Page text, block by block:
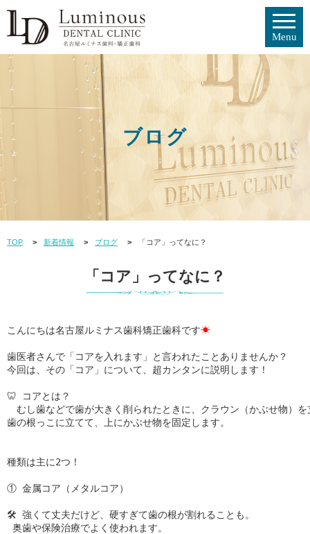
ブログ
TOP 新着情報 ブログ 「コア」ってなに？
「コア」ってなに？
こんにちは名古屋ルミナス歯科矯正歯科です☀
歯医者さんで「コアを入れます」と言われたことありませんか？
今回は、その「コア」について、超カンタンに説明します！
🦷 コアとは？
むし歯などで歯が大きく削られたときに、クラウン（かぶせ物）
歯の根っこに立てて、上にかぶせ物を固定します。
種類は主に2つ！
① 金属コア（メタルコア）
🛠 強くて丈夫だけど、硬すぎて歯の根が割れることも。
奥歯や保険治療でよく使われます。